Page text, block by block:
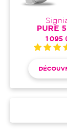
PURE
1 095